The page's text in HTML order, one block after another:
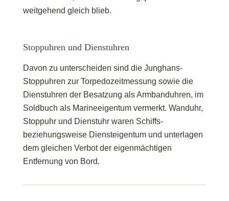
weitgehend gleich blieb.
Stoppuhren und Dienstuhren
Davon zu unterscheiden sind die Junghans-
Stoppuhren zur Torpedozeitmessung sowie die
Dienstuhren der Besatzung als Armbanduhren, im
Soldbuch als Marineeigentum vermerkt. Wanduhr,
Stoppuhr und Dienstuhr waren Schiffs-
beziehungsweise Diensteigentum und unterlagen
dem gleichen Verbot der eigenmächtigen
Entfernung von Bord.